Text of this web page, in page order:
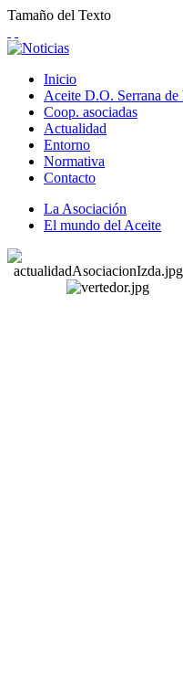
Tamaño del Texto
Inicio
Aceite D.O. Serrana de
Coop. asociadas
Actualidad
Entorno
Normativa
Contacto
La Asociación
El mundo del Aceite